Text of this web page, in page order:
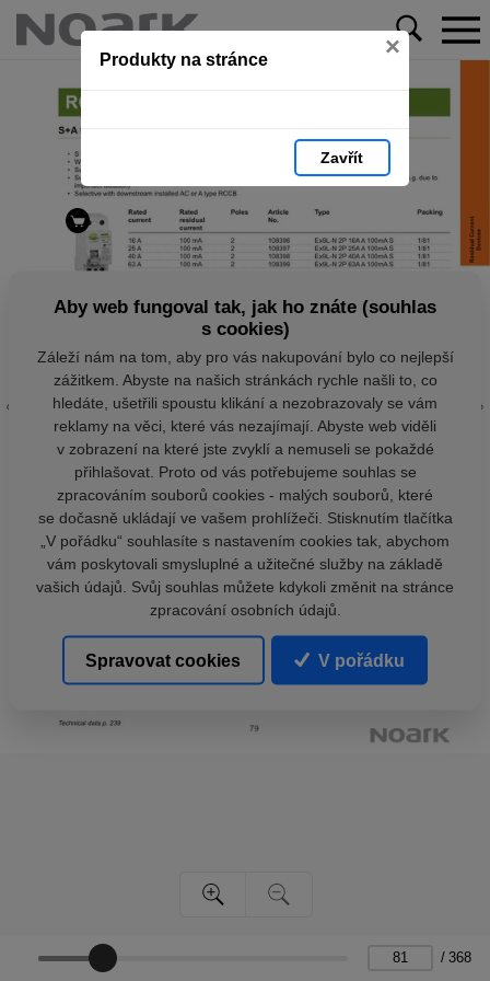
Produkty na stránce ×
Zavřít
/ 368
Aby web fungoval tak, jak ho znáte (souhlas
s cookies)
Záleží nám na tom, aby pro vás nakupování bylo co nejlepší
zážitkem. Abyste na našich stránkách rychle našli to, co
hledáte, ušetřili spoustu klikání a nezobrazovaly se vám
reklamy na věci, které vás nezajímají. Abyste web viděli
v zobrazení na které jste zvyklí a nemuseli se pokaždé
přihlašovat. Proto od vás potřebujeme souhlas se
zpracováním souborů cookies - malých souborů, které
se dočasně ukládají ve vašem prohlížeči. Stisknutím tlačítka
„V pořádku“ souhlasíte s nastavením cookies tak, abychom
vám poskytovali smysluplné a užitečné služby na základě
vašich údajů. Svůj souhlas můžete kdykoli změnit na stránce
zpracování osobních údajů.
Spravovat cookies V pořádku